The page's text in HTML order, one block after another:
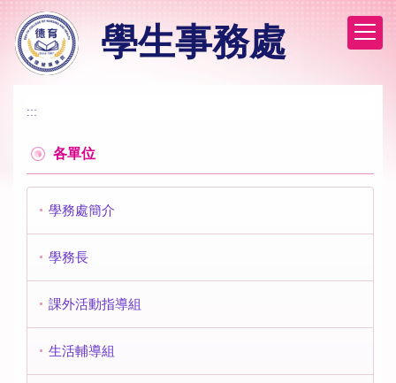
到
主
學生事務處
:::
各單位
學務處簡介
學務長
課外活動指導組
生活輔導組